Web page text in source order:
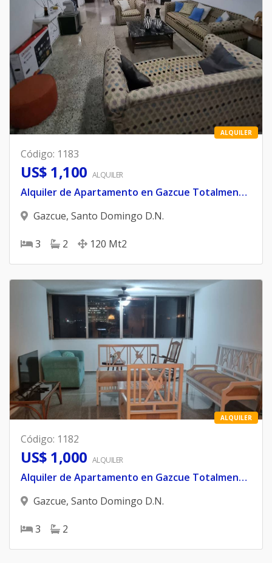
ALQUILER
Código: 1183
US$ 1,100 ALQUILER
Alquiler de Apartamento en Gazcue Totalmente Amueblado
Gazcue, Santo Domingo D.N.
3 2 120 Mt2
ALQUILER
Código: 1182
US$ 1,000 ALQUILER
Alquiler de Apartamento en Gazcue Totalmente Amueblado
Gazcue, Santo Domingo D.N.
3 2